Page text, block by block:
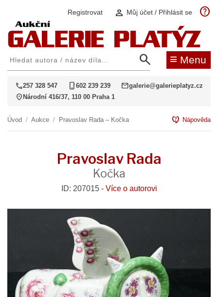
Registrovat person Můj účet / Přihlásit se help
search ≡ Menu
call257 328 547 phone_iphone602 239 239 mailgalerie@galerieplatyz.cz
location_on Národní 416/37, 110 00 Praha 1
Úvod / Aukce / Pravoslav Rada – Kočka contact_support Nápověda
Pravoslav Rada
Kočka
ID: 207015 - Více o autorovi